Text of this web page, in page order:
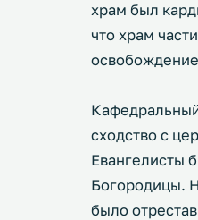
храм был
что храм
сходство с
Евангелисты
Богородицы.
было